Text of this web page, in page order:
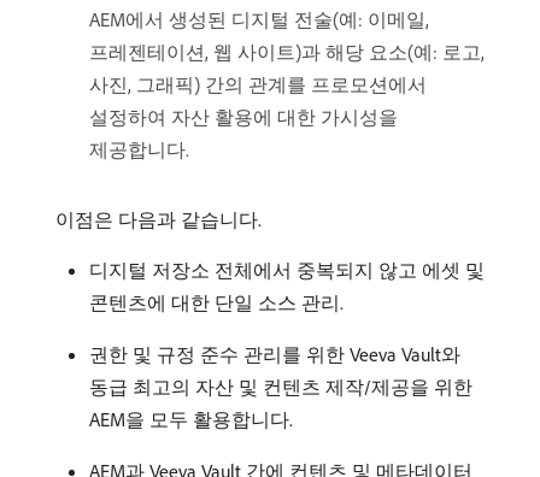
AEM에서 생성된 디지털 전술(예: 이메일,
프레젠테이션, 웹 사이트)과 해당 요소(예: 로고,
사진, 그래픽) 간의 관계를 프로모션에서
설정하여 자산 활용에 대한 가시성을
제공합니다.
이점은 다음과 같습니다.
디지털 저장소 전체에서 중복되지 않고 에셋 및
콘텐츠에 대한 단일 소스 관리.
권한 및 규정 준수 관리를 위한 Veeva Vault와
동급 최고의 자산 및 컨텐츠 제작/제공을 위한
AEM을 모두 활용합니다.
AEM과 Veeva Vault 간에 컨텐츠 및 메타데이터